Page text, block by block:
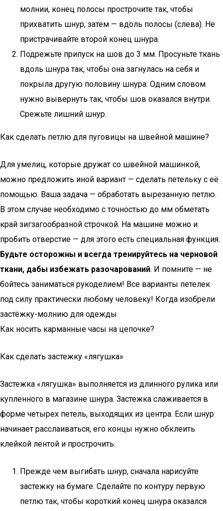
молнии, конец полосы прострочите так, чтобы
прихватить шнур, затем — вдоль полосы (слева). Не
пристрачивайте второй конец шнура.
Подрежьте припуск на шов до 3 мм. Просуньте ткань
вдоль шнура так, чтобы она загнулась на себя и
покрыла другую половину шнура. Одним словом
нужно вывернуть так, чтобы шов оказался внутри.
Срежьте лишний шнур.
Как сделать петлю для пуговицы на швейной машине?
Для умелиц, которые дружат со швейной машинкой,
можно предложить иной вариант — сделать петельку с её
помощью. Ваша задача — обработать вырезанную петлю.
В этом случае необходимо с точностью до мм обметать
край зигзагообразной строчкой. На машине можно и
пробить отверстие — для этого есть специальная функция.
Будьте осторожны и всегда тренируйтесь на черновой
ткани, дабы избежать разочарований. И помните — не
бойтесь заниматься рукоделием! Все варианты петелек
под силу практически любому человеку! Когда изобрели
застёжку-молнию для одежды
Как носить карманные часы на цепочке?
Как сделать застежку «лягушка»
Застежка «лягушка» выполняется из длинного рулика или
купленного в магазине шнура. Застежка слаживается в
форме четырех петель, выходящих из центра. Если шнур
начинает расслаиваться, его концы нужно обклеить
клейкой лентой и прострочить.
Прежде чем выгибать шнур, сначала нарисуйте
застежку на бумаге. Сделайте по контуру первую
петлю так, чтобы короткий конец шнура оказался